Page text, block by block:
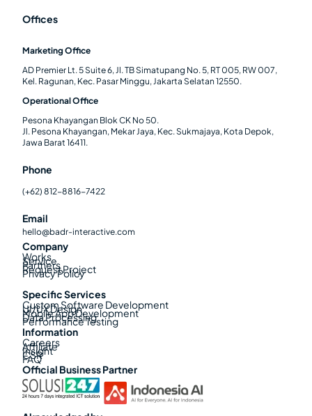
Offices
Marketing Office
AD Premier Lt. 5 Suite 6, Jl. TB Simatupang No. 5, RT 005, RW 007,
Kel. Ragunan, Kec. Pasar Minggu, Jakarta Selatan 12550.
Operational Office
Pesona Khayangan Blok CK No 50.
Jl. Pesona Khayangan, Mekar Jaya, Kec. Sukmajaya, Kota Depok,
Jawa Barat 16411.
Phone
(+62) 812-8816-7422
Email
hello@badr-interactive.com
Company
Works
Service
Partners
Request Project
Privacy Policy
Specific Services
Custom Software Development
UI/UX Design
Mobile App Development
Data Processing
Performance Testing
Information
Careers
Affiliate
Insight
CSR
FAQ
Official Business Partner